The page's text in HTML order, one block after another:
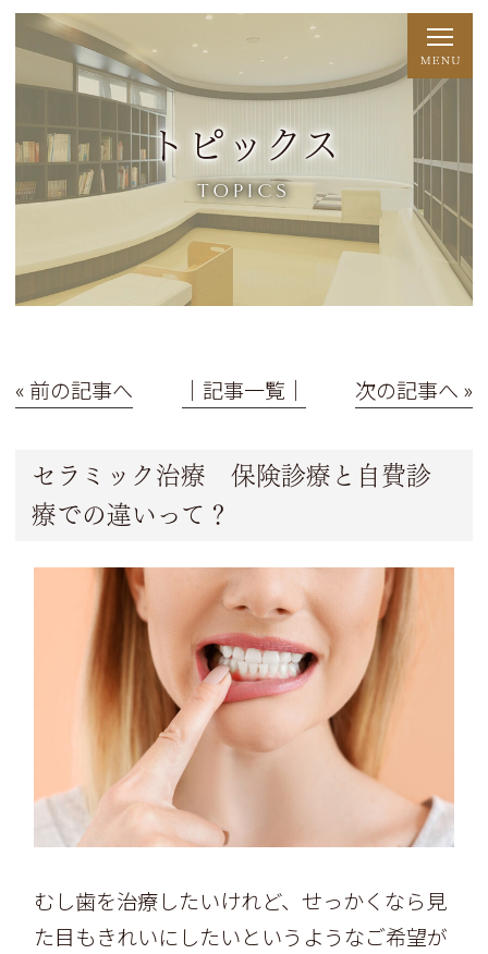
トピックス
TOPICS
« 前の記事へ │記事一覧│ 次の記事へ »
セラミック治療 保険診療と自費診
療での違いって？
むし歯を治療したいけれど、せっかくなら見
た目もきれいにしたいというようなご希望が